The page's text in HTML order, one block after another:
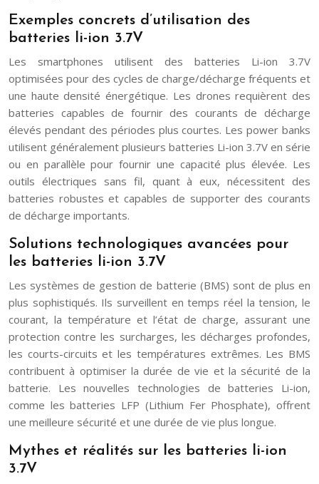
Exemples concrets d’utilisation des
batteries li-ion 3.7V
Les smartphones utilisent des batteries Li-ion 3.7V
optimisées pour des cycles de charge/décharge fréquents et
une haute densité énergétique. Les drones requièrent des
batteries capables de fournir des courants de décharge
élevés pendant des périodes plus courtes. Les power banks
utilisent généralement plusieurs batteries Li-ion 3.7V en série
ou en parallèle pour fournir une capacité plus élevée. Les
outils électriques sans fil, quant à eux, nécessitent des
batteries robustes et capables de supporter des courants
de décharge importants.
Solutions technologiques avancées pour
les batteries li-ion 3.7V
Les systèmes de gestion de batterie (BMS) sont de plus en
plus sophistiqués. Ils surveillent en temps réel la tension, le
courant, la température et l’état de charge, assurant une
protection contre les surcharges, les décharges profondes,
les courts-circuits et les températures extrêmes. Les BMS
contribuent à optimiser la durée de vie et la sécurité de la
batterie. Les nouvelles technologies de batteries Li-ion,
comme les batteries LFP (Lithium Fer Phosphate), offrent
une meilleure sécurité et une durée de vie plus longue.
Mythes et réalités sur les batteries li-ion
3.7V